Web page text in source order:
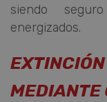
siendo
energizados.
MEDIANTE